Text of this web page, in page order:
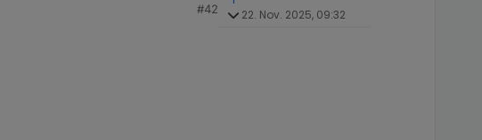
ja schon seit dem Anlegen in der#42 22. Nov. 2025, 09:32